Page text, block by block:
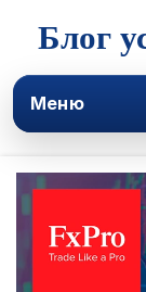
Блог
Меню